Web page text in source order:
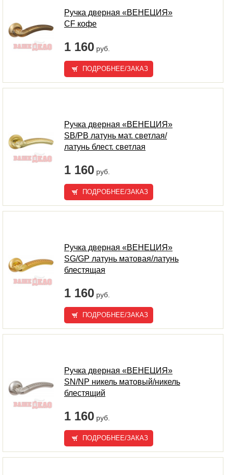
Ручка дверная «ВЕНЕЦИЯ»
CF кофе
1 160 руб.
ПОДРОБНЕЕ/ЗАКАЗ
Ручка дверная «ВЕНЕЦИЯ»
SB/PB латунь мат. светлая/
латунь блест. светлая
1 160 руб.
ПОДРОБНЕЕ/ЗАКАЗ
Ручка дверная «ВЕНЕЦИЯ»
SG/GP латунь матовая/латунь
блестящая
1 160 руб.
ПОДРОБНЕЕ/ЗАКАЗ
Ручка дверная «ВЕНЕЦИЯ»
SN/NP никель матовый/никель
блестящий
1 160 руб.
ПОДРОБНЕЕ/ЗАКАЗ